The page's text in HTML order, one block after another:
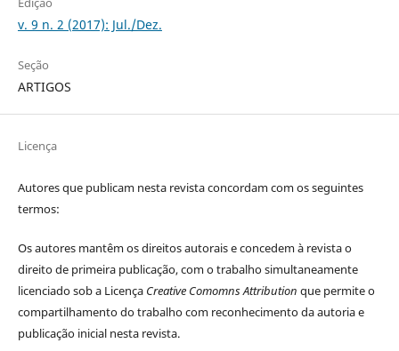
v. 9 n. 2 (2017): Jul./Dez.
Seção
ARTIGOS
Licença
Autores que publicam nesta revista concordam com os seguintes
termos:
Os autores mantêm os direitos autorais e concedem à revista o
direito de primeira publicação, com o trabalho simultaneamente
licenciado sob a Licença Creative Comomns Attribution que permite o
compartilhamento do trabalho com reconhecimento da autoria e
publicação inicial nesta revista.